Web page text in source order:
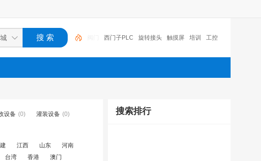
西门子PLC 旋转接头 触摸屏 培训 工控 工控机
变送器 球阀 plc 阀门
设备 (0) 灌装设备 (0)
江西 山东
河南
台湾 香港 澳门
搜索排行